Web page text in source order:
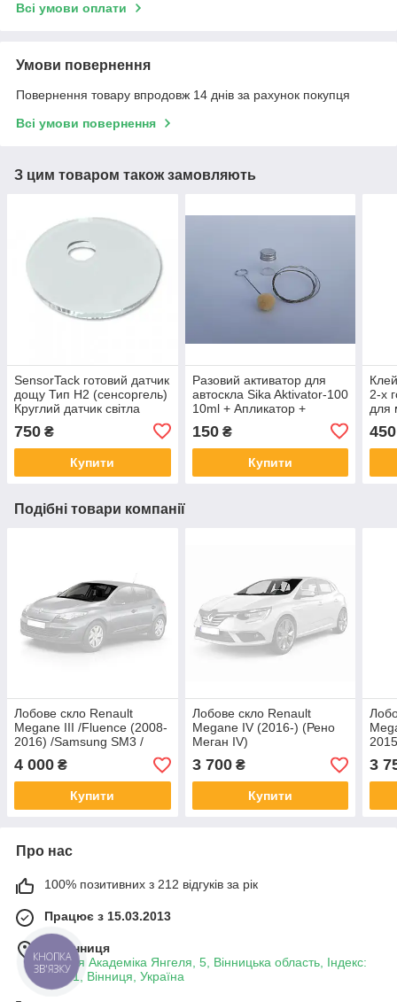
Всі умови оплати
Умови повернення
Повернення товару впродовж 14 днів за рахунок покупця
Всі умови повернення
З цим товаром також замовляють
SensorTack готовий датчик
дощу Тип H2 (сенсоргель)
Круглий датчик світла
750 ₴
Купити
Разовий активатор для
автоскла Sika Aktivator-100
10ml + Апликатор +
150₴
Купити
2-х
для
450
Подібні товари компанії
Лобове скло Renault
Megane III /Fluence (2008-
2016) /Samsung SM3 /
Рено Меган III /флюенсу з
датчиком
4 000 ₴
Купити
Лобове скло Renault
Megane IV (2016-) (Рено
Меган IV)
3 700₴
Купити
3
Про нас
100% позитивних з 212 відгуків за рік
Працює з 15.03.2013
м. Вінниця
вулиця Академіка Янгеля, 5, Вінницька область, Індекс:
21001, Вінниця, Україна
КНОПКА
ЗВ'ЯЗКУ